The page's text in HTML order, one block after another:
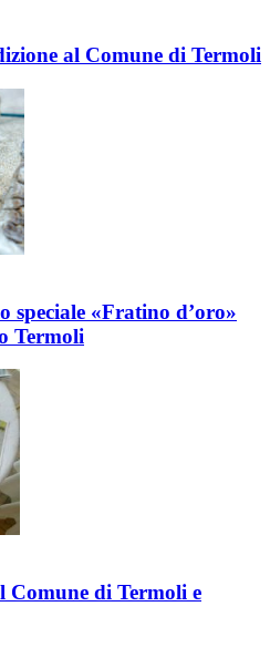
al Comune di Termoli
speciale «Fratino d’oro»
Termoli
Comune di Termoli e